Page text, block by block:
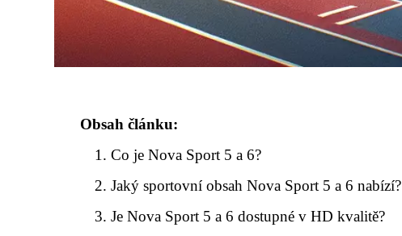
Obsah článku:
Co je Nova Sport 5 a 6?
Jaký sportovní obsah Nova Sport 5 a 6 nabízí?
Je Nova Sport 5 a 6 dostupné v HD kvalitě?